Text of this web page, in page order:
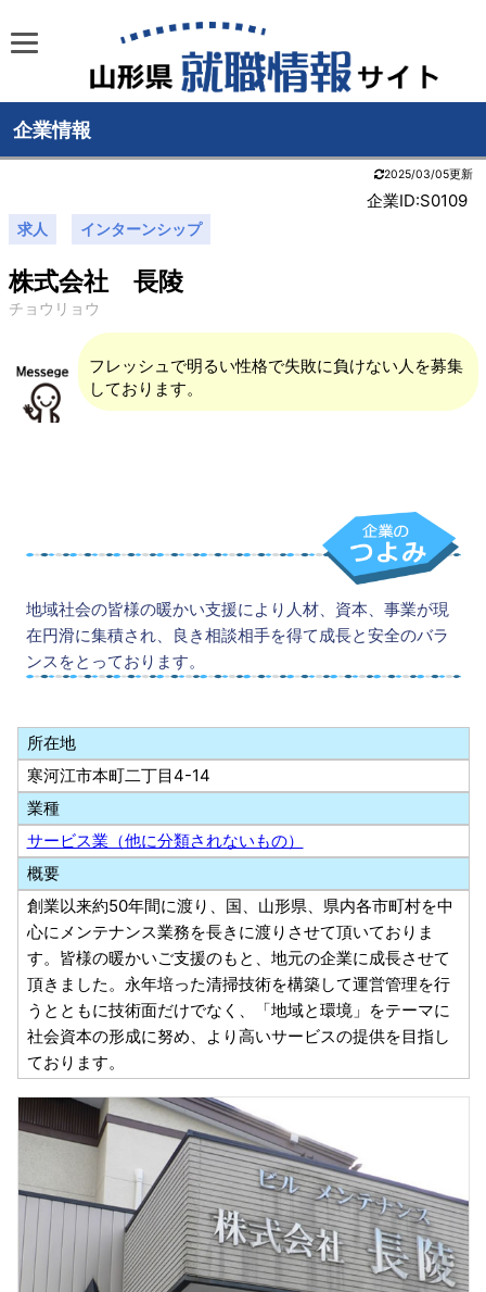
企業情報
2025/03/05更新
企業ID:S0109
求人 インターンシップ
株式会社 長陵
チョウリョウ
フレッシュで明るい性格で失敗に負けない人を募集
しております。
地域社会の皆様の暖かい支援により人材、資本、事業が現
在円滑に集積され、良き相談相手を得て成長と安全のバラ
ンスをとっております。
所在地
寒河江市本町二丁目4-14
業種
サービス業（他に分類されないもの）
概要
創業以来約50年間に渡り、国、山形県、県内各市町村を中
心にメンテナンス業務を長きに渡りさせて頂いておりま
す。皆様の暖かいご支援のもと、地元の企業に成長させて
頂きました。永年培った清掃技術を構築して運営管理を行
うとともに技術面だけでなく、「地域と環境」をテーマに
社会資本の形成に努め、より高いサービスの提供を目指し
ております。